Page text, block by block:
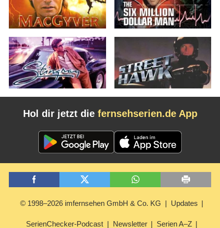
Hol dir jetzt die fernsehserien.de App
© 1998–2026 imfernsehen GmbH & Co. KG Updates
SerienChecker-Podcast Newsletter Serien A–Z